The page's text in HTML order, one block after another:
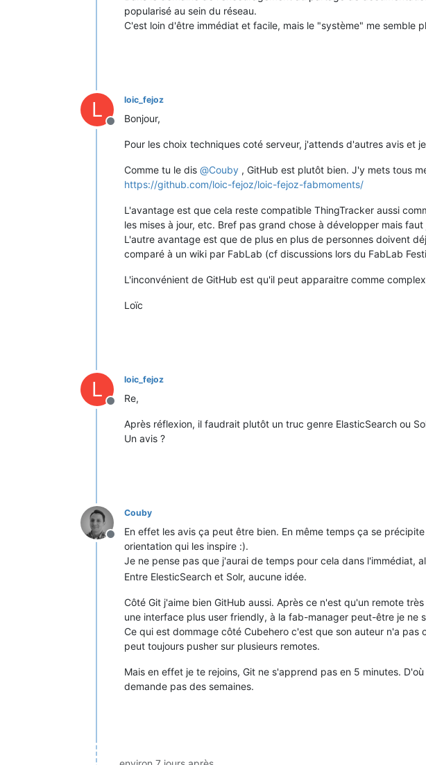
popularisé au sein du réseau.
C'est loin d'être immédiat et facile, mais le "système" me semble
L
Hors-ligne
loic_fejoz
Bonjour,
Pour les choix techniques coté serveur, j'attends d'autres avis et
Comme tu le dis @Couby , GitHub est plutôt bien. J'y mets tous
https://github.com/loic-fejoz/loic-fejoz-fabmoments/
L'avantage est que cela reste compatible ThingTracker aussi
les mises à jour, etc. Bref pas grand chose à développer mais faut
L'autre avantage est que de plus en plus de personnes doivent
comparé à un wiki par FabLab (cf discussions lors du FabLab
L'inconvénient de GitHub est qu'il peut apparaitre comme
Loïc
L
Hors-ligne
loic_fejoz
Re,
Après réflexion, il faudrait plutôt un truc genre ElasticSearch ou
Un avis ?
Hors-ligne
Couby
En effet les avis ça peut être bien. En même temps ça se
orientation qui les inspire :).
Je ne pense pas que j'aurai de temps pour cela dans l'immédiat,
Entre ElesticSearch et Solr, aucune idée.
Côté Git j'aime bien GitHub aussi. Après ce n'est qu'un remote
une interface plus user friendly, à la fab-manager peut-être je ne
Ce qui est dommage côté Cubehero c'est que son auteur n'a
peut toujours pusher sur plusieurs remotes.
Mais en effet je te rejoins, Git ne s'apprend pas en 5 minutes.
demande pas des semaines.